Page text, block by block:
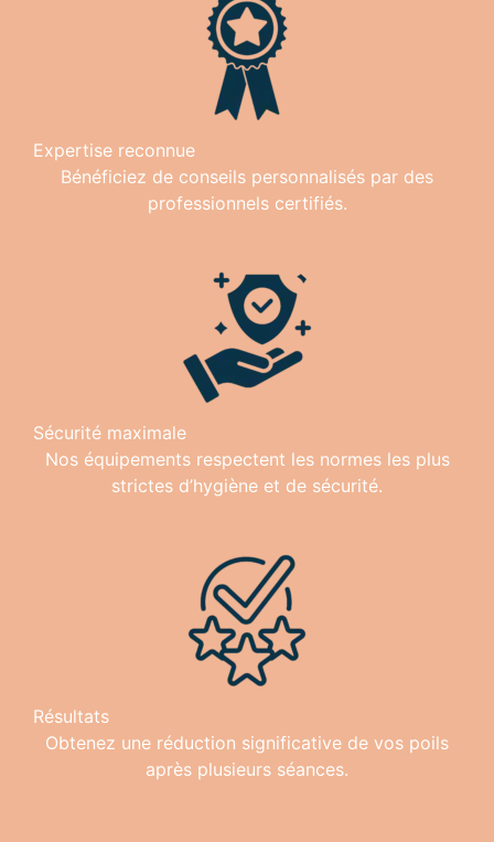
Expertise reconnue
Bénéficiez de conseils personnalisés par des
professionnels certifiés.
Sécurité maximale
Nos équipements respectent les normes les plus
strictes d’hygiène et de sécurité.
Résultats
Obtenez une réduction significative de vos poils
après plusieurs séances.